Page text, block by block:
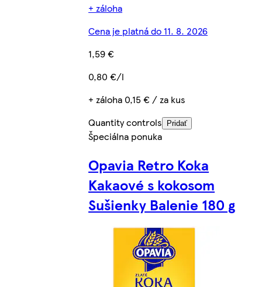
+ záloha
Cena je platná do 11. 8. 2026
1,59 €
0,80 €/l
+ záloha 0,15 € / za kus
Quantity controls
Pridať
Špeciálna ponuka
Opavia Retro Koka
Kakaové s kokosom
Sušienky Balenie 180 g